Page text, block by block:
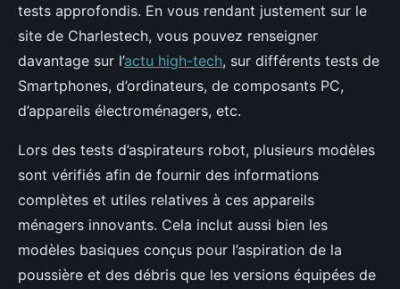
tests approfondis. En vous rendant justement sur le
site de Charlestech, vous pouvez renseigner
davantage sur l’actu high-tech, sur différents tests de
Smartphones, d’ordinateurs, de composants PC,
d’appareils électroménagers, etc.
Lors des tests d’aspirateurs robot, plusieurs modèles
sont vérifiés afin de fournir des informations
complètes et utiles relatives à ces appareils
ménagers innovants. Cela inclut aussi bien les
modèles basiques conçus pour l’aspiration de la
poussière et des débris que les versions équipées de